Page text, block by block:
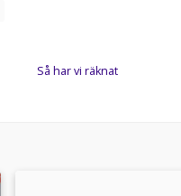
Så har vi räknat